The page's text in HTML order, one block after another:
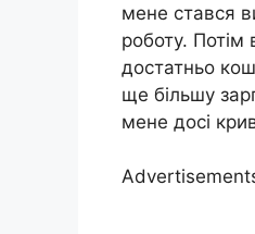
мене стався
роботу. Потім
достатньо
ще більшу
мене досі